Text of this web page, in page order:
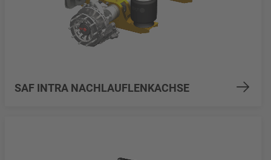
SAF INTRA NACHLAUFLENKACHSE